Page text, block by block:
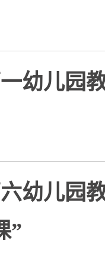
幼儿园
幼儿园
”